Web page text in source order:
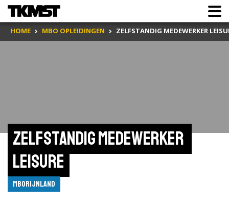
HOME MBO OPLEIDINGEN ZELFSTANDIG MEDEWERKER
Zelfstandig medewerker
leisure
mboRijnland